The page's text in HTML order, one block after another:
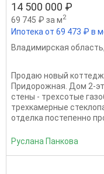
14 500 000 ₽
69 745 ₽ за м2
Ипотека от 69 473 ₽ в
Владимирская область,
Продаю новый
Придорожная. Дом 2-
стены - трехсотые
трехкамерные
отделка постепенно
Руслана Панкова